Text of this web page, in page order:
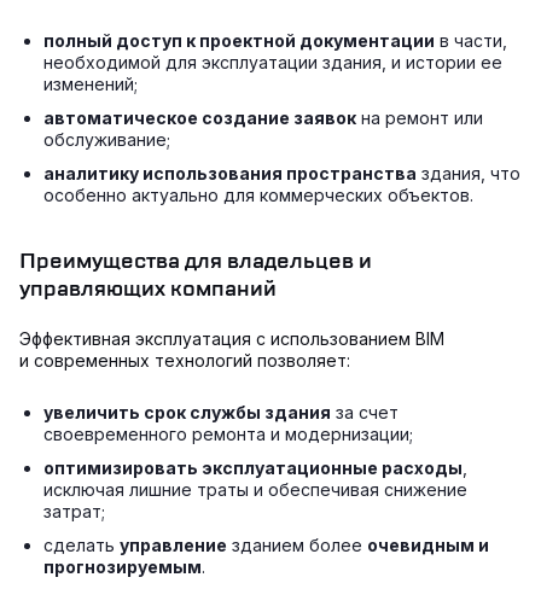
полный доступ к проектной документации в части,
необходимой для эксплуатации здания, и истории ее
изменений;
автоматическое создание заявок на ремонт или
обслуживание;
аналитику использования пространства здания, что
особенно актуально для коммерческих объектов.
Преимущества для владельцев и
управляющих компаний
Эффективная эксплуатация с использованием BIM
и современных технологий позволяет:
увеличить срок службы здания за счет
своевременного ремонта и модернизации;
оптимизировать эксплуатационные расходы
исключая лишние траты и обеспечивая снижение
затрат;
сделать управление зданием более очевидным и
прогнозируемым.